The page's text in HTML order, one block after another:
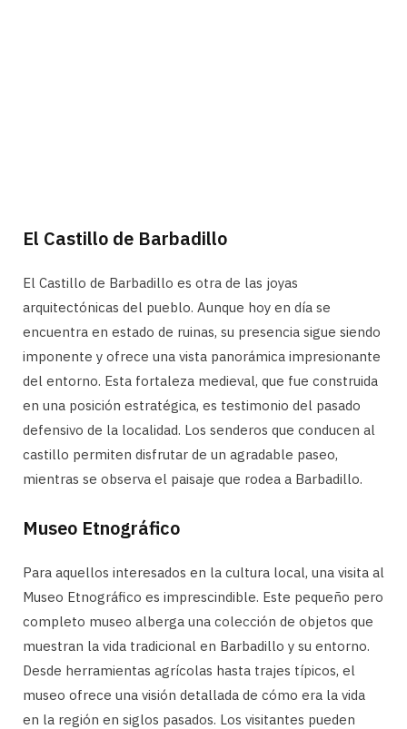
El Castillo de Barbadillo
El Castillo de Barbadillo es otra de las joyas
arquitectónicas del pueblo. Aunque hoy en día se
encuentra en estado de ruinas, su presencia sigue siendo
imponente y ofrece una vista panorámica impresionante
del entorno. Esta fortaleza medieval, que fue construida
en una posición estratégica, es testimonio del pasado
defensivo de la localidad. Los senderos que conducen al
castillo permiten disfrutar de un agradable paseo,
mientras se observa el paisaje que rodea a Barbadillo.
Museo Etnográfico
Para aquellos interesados en la cultura local, una visita al
Museo Etnográfico es imprescindible. Este pequeño pero
completo museo alberga una colección de objetos que
muestran la vida tradicional en Barbadillo y su entorno.
Desde herramientas agrícolas hasta trajes típicos, el
museo ofrece una visión detallada de cómo era la vida
en la región en siglos pasados. Los visitantes pueden